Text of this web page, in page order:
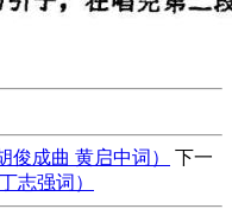
俊成曲 黄启中词）
下一
志强词）